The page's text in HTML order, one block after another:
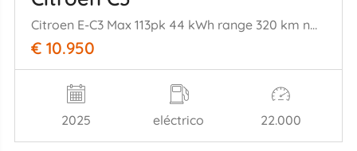
Citroen E-C3 Max 113pk 44 kWh range 320 km nwpr € 30000
€ 10.950
2025 eléctrico 22.000